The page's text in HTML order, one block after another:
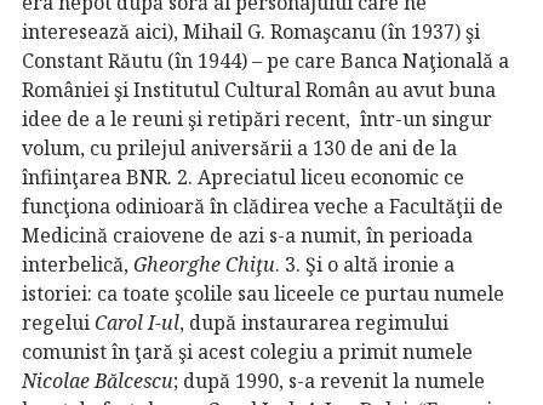
interesează aici), Mihail G. Romaşcanu (în 1937) şi
Constant Răutu (în 1944) – pe care Banca Naţională a
României şi Institutul Cultural Român au avut buna
idee de a le reuni şi retipări recent, într-un singur
volum, cu prilejul aniversării a 130 de ani de la
înfiinţarea BNR. 2. Apreciatul liceu economic ce
funcţiona odinioară în clădirea veche a Facultăţii de
Medicină craiovene de azi s-a numit, în perioada
interbelică,Gheorghe Chiţu. 3. Şi o altă ironie a
istoriei: ca toate şcolile sau liceele ce purtau numele
regeluiCarol I-ul, după instaurarea regimului
comunist în ţară şi acest colegiu a primit numele
Nicolae Bălcescu; după 1990, s-a revenit la numele